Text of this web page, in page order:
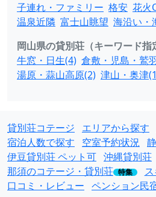
子連れ・ファミリー 格安 花火
温泉近隣 富士山眺望 海沿い・
岡山県の貸別荘（キーワード指
牛窓・日生(4) 倉敷・児島・鷲
湯原・蒜山高原(2) 津山・奥津
貸別荘コテージ エリアから探す
宿泊人数で探す
空室予約状況
伊豆貸別荘 ペット可 沖縄貸別荘
那須のコテージ・貸別荘 特集
口コミ・レビュー ペンション民